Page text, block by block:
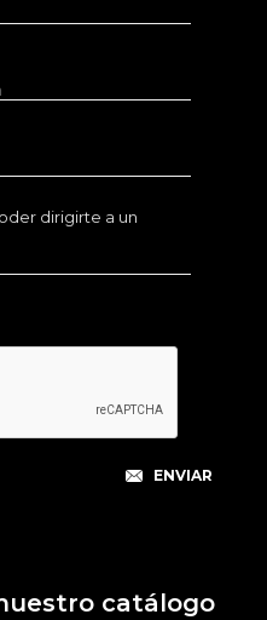
dirigirte a un
catálogo